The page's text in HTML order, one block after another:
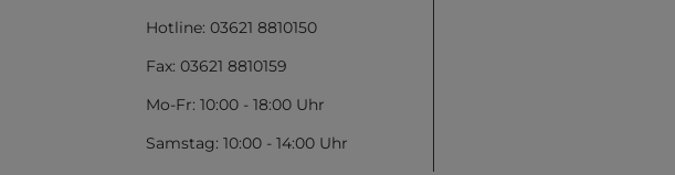
Hotline: 03621 8810150
Fax: 03621 8810159
Mo-Fr: 10:00 - 18:00 Uhr
Samstag: 10:00 - 14:00 Uhr